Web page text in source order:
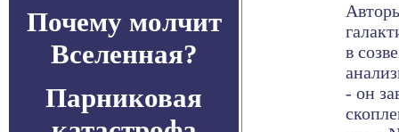
Почему молчит
Вселенная?
Парниковая
в
- он